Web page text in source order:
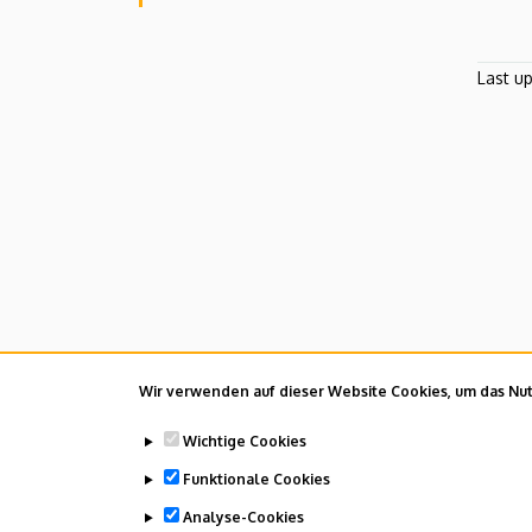
Wir verwenden auf dieser Website Cookies, um das
Wichtige Cookies
Funktionale Cookies
Analyse-Cookies
Last